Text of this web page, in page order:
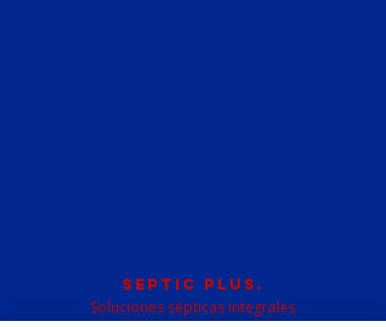
SEPTIC PLUS.
Soluciones sépticas integrales